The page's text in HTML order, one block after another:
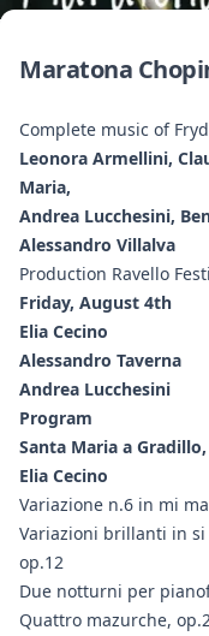
Maratona
Complete music of
Leonora Armellini,
Maria,
Andrea Lucchesini,
Alessandro Villalva
Production Ravello
Friday, August 4th
Elia Cecino
Alessandro Taverna
Andrea Lucchesini
Program
Santa Maria a Gradillo,
Elia Cecino
Variazione n.6 in mi
Variazioni brillanti in
op.12
Due notturni per
Quattro mazurche,